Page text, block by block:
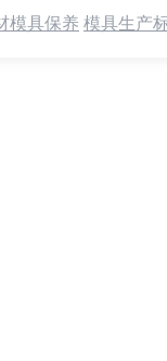
模具保养 模具生产